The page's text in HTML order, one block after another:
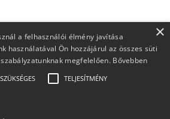
- Minden jog fenntartva.
×
a felhasználói élmény javítása
használatával Ön hozzájárul az összes süti
megfelelően. Bővebben
TELJESÍTMÉNY